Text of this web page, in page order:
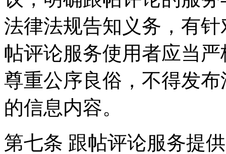
法律法规告知义务，有
帖评论服务使用者应当
尊重公序良俗，不得发
的信息内容。
第七条 跟帖评论服务提